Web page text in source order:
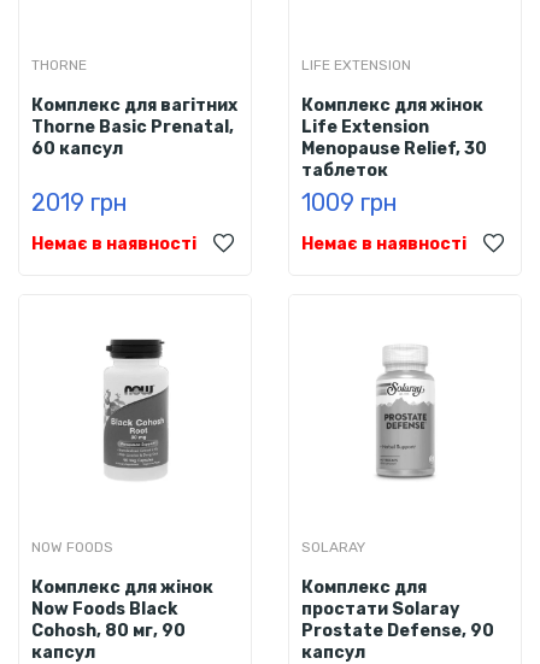
THORNE
Комплекс для вагітних
Thorne Basic Prenatal,
60 капсул
2019 грн
Немає в наявності
LIFE EXTENSION
Комплекс для жінок
Life Extension
Menopause Relief, 30
таблеток
1009 грн
Немає в наявності
NOW FOODS
Комплекс для жінок
Now Foods Black
Cohosh, 80 мг, 90
капсул
SOLARAY
Комплекс для
простати Solaray
Prostate Defense, 90
капсул